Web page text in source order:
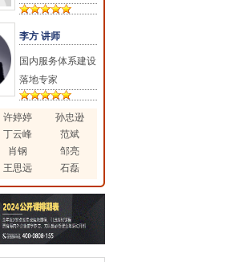
李方 讲师
国内服务体系建设
落地专家
许婷婷
孙忠逊
丁云峰
范斌
肖钢
邹亮
王思远 石磊